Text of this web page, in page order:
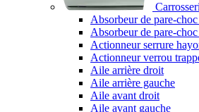
Absorbeur de pare-
Absorbeur de pare-
Actionneur serrure
Actionneur verrou
Aile arrière droit
Aile arrière gauche
Aile avant droit
Aile avant gauche